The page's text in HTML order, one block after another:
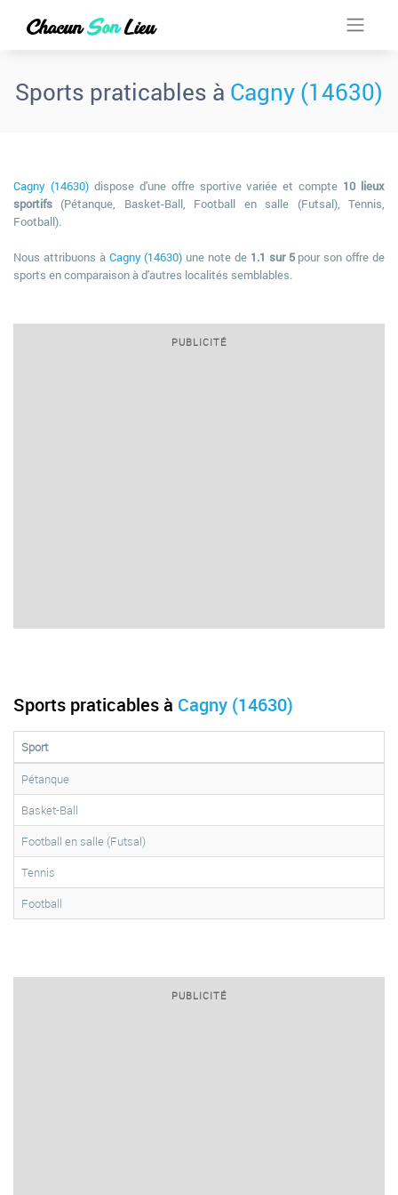
Sports praticables à Cagny (14630)
Cagny (14630)dispose d'une offre sportive variée et compte 10 lieux
sportifs (Pétanque, Basket-Ball, Football en salle (Futsal), Tennis,
Football).
Nous attribuons à Cagny (14630) une note de 1.1 sur 5pour son offre de
sports en comparaison à d'autres localités semblables.
PUBLICITÉ
Sports praticables à Cagny (14630)
Sport
Pétanque
Basket-Ball
Football en salle (Futsal)
Tennis
Football
PUBLICITÉ